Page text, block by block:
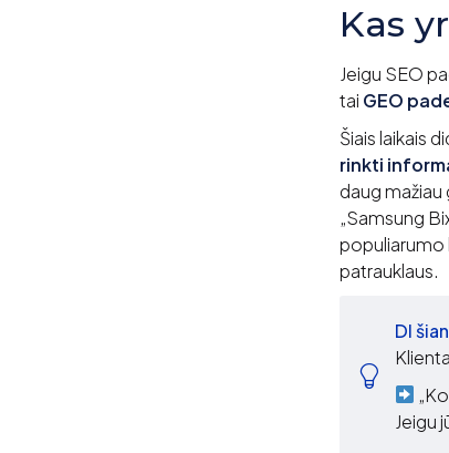
Kas
Jeigu SEO
tai GEO
Šiais laikais
rinkti
daug mažiau
„Samsung
populiarumo
patrauklaus.
DI
Jeigu